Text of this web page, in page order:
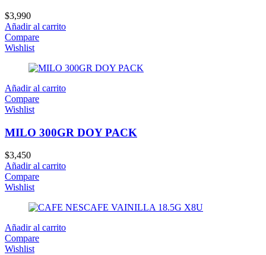
$3,990
Añadir al carrito
Compare
Wishlist
Añadir al carrito
Compare
Wishlist
MILO 300GR DOY PACK
$3,450
Añadir al carrito
Compare
Wishlist
Añadir al carrito
Compare
Wishlist